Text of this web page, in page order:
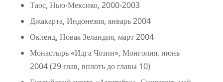
Таос, Нью-Мексико, 2000-2003
Джакарта, Индонезия, январь 2004
Окленд, Новая Зеландия, март 2004
Монастырь «Идга Чозин», Монголия, июнь
2004 (29 глав, вплоть до главы 10)